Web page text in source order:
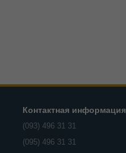
Контактная информация
(093) 496 31 31
(095) 496 31 31